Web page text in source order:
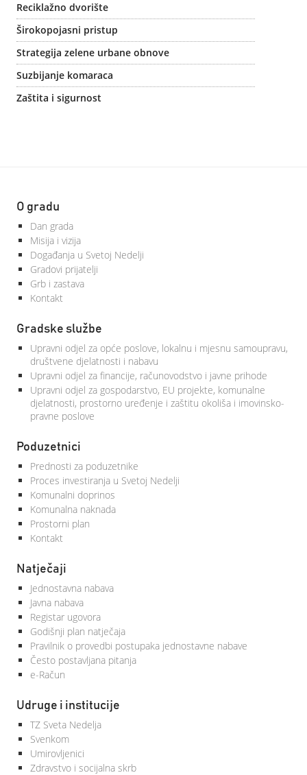
Reciklažno dvorište
Širokopojasni pristup
Strategija zelene urbane obnove
Suzbijanje komaraca
Zaštita i sigurnost
O gradu
Dan grada
Misija i vizija
Događanja u Svetoj Nedelji
Gradovi prijatelji
Grb i zastava
Kontakt
Gradske službe
Upravni odjel za opće poslove, lokalnu i mjesnu samoupravu,
društvene djelatnosti i nabavu
Upravni odjel za financije, računovodstvo i javne prihode
Upravni odjel za gospodarstvo, EU projekte, komunalne
djelatnosti, prostorno uređenje i zaštitu okoliša i imovinsko-
pravne poslove
Poduzetnici
Prednosti za poduzetnike
Proces investiranja u Svetoj Nedelji
Komunalni doprinos
Komunalna naknada
Prostorni plan
Kontakt
Natječaji
Jednostavna nabava
Javna nabava
Registar ugovora
Godišnji plan natječaja
Pravilnik o provedbi postupaka jednostavne nabave
Često postavljana pitanja
e-Račun
Udruge i institucije
TZ Sveta Nedelja
Svenkom
Umirovljenici
Zdravstvo i socijalna skrb